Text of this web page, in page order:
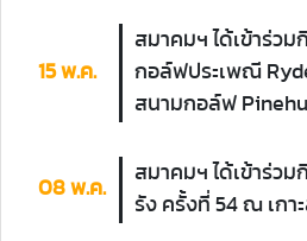
15 พ.ค.
สมาคมฯ ได้เข้าร่ว
กอล์ฟประเพณี
สนามกอล์ฟ
08 พ.ค.
สมาคมฯ ได้เข้าร่ว
รัง ครั้งที่ 54 ณ เกา